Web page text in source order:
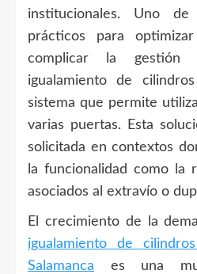
institucionales. Uno
prácticos para
complicar la
igualamiento de
sistema que permite
varias puertas. Esta
solicitada en contextos
la funcionalidad como la
asociados al extravío o
El crecimiento de la
igualamiento de
Salamanca es una